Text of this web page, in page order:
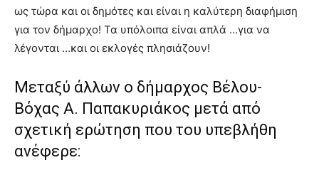
ως τώρα και οι δημότες και είναι η καλύτερη διαφήμιση
για τον δήμαρχο! Τα υπόλοιπα είναι απλά …για να
λέγονται …και οι εκλογές πλησιάζουν!
Μεταξύ άλλων ο δήμαρχος Βέλου-
Βόχας Α. Παπακυριάκος μετά από
σχετική ερώτηση που του υπεβλήθη
ανέφερε: